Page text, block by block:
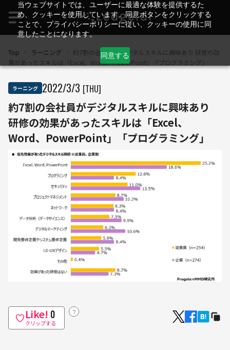
当ウェブサイトでは、ユーザーに最適な体験を提供するた
め、クッキーを使用しています。同意ボタンをクリックする
ことで、プライバシーポリシーに従い、クッキーの使用に同
意したことになります。
同意する
Top ラーニング
約7割の会社員がデジタルスキルに興味あり 研修の効
果があったスキルは「Excel、Word、PowerPoint」「プログラミング」
ラーニング 2022/3/3 [THU]
約7割の会社員がデジタルスキルに興味あり
研修の効果があったスキルは「Excel、
Word、PowerPoint」「プログラミング」
Like! 0
クリップする
？